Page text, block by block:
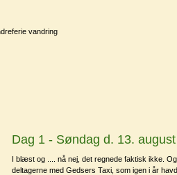
Dag 1 - Søndag d. 13.
I blæst og .... nå nej, det regnede faktisk ikke.
deltagerne med Gedsers Taxi, som igen i år